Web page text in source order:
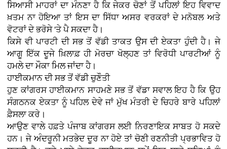
ਸਿਆਸੀ ਮਾਹਰਾਂ ਦਾ ਮੰਨਣਾ ਹੈ ਕਿ ਜੇਕਰ ਚੋਣਾਂ ਤੋਂ ਪਹਿਲਾਂ ਇਹ ਵਿਵਾਦ
ਖ਼ਤਮ ਨਾ ਹੋਇਆ ਤਾਂ ਇਸ ਦਾ ਸਿੱਧਾ ਅਸਰ ਵਰਕਰਾਂ ਦੇ ਮਨੋਬਲ ਅਤੇ
ਵੋਟਰਾਂ ਦੇ ਭਰੋਸੇ 'ਤੇ ਪੈ ਸਕਦਾ ਹੈ।
ਕਿਸੇ ਵੀ ਪਾਰਟੀ ਦੀ ਸਭ ਤੋਂ ਵੱਡੀ ਤਾਕਤ ਉਸ ਦੀ ਏਕਤਾ ਹੁੰਦੀ ਹੈ। ਜੇ
ਆਗੂ ਇੱਕ ਦੂਜੇ ਖ਼ਿਲਾਫ਼ ਹੀ ਮੋਰਚਾ ਖੋਲ੍ਹਣ ਤਾਂ ਵਿਰੋਧੀ ਪਾਰਟੀਆਂ ਨੂੰ
ਹਮਲੇ ਦਾ ਮੌਕਾ ਮਿਲ ਜਾਂਦਾ ਹੈ।
ਹਾਈਕਮਾਨ ਦੀ ਸਭ ਤੋਂ ਵੱਡੀ ਚੁਣੌਤੀ
ਹੁਣ ਕਾਂਗਰਸ ਹਾਈਕਮਾਨ ਸਾਹਮਣੇ ਸਭ ਤੋਂ ਵੱਡਾ ਸਵਾਲ ਇਹ ਹੈ ਕਿ ਉਹ
ਸੰਗਠਨਕ ਏਕਤਾ ਨੂੰ ਪਹਿਲ ਦੇਵੇ ਜਾਂ ਮੁੱਖ ਮੰਤਰੀ ਦੇ ਚਿਹਰੇ ਬਾਰੇ ਪਹਿਲਾਂ
ਫ਼ੈਸਲਾ ਕਰੇ।
ਆਉਣ ਵਾਲੇ ਹਫ਼ਤੇ ਪੰਜਾਬ ਕਾਂਗਰਸ ਲਈ ਨਿਰਣਾਇਕ ਸਾਬਤ ਹੋ ਸਕਦੇ
ਹਨ। ਜੇ ਅੰਦਰੂਨੀ ਮਤਭੇਦ ਦੂਰ ਨਾ ਹੋਏ ਤਾਂ ਚੋਣੀ ਰਣਨੀਤੀ ਪ੍ਰਭਾਵਿਤ ਹੋ